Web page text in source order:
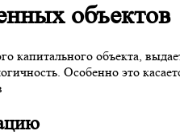
объектов
капитального объекта,
Особенно это